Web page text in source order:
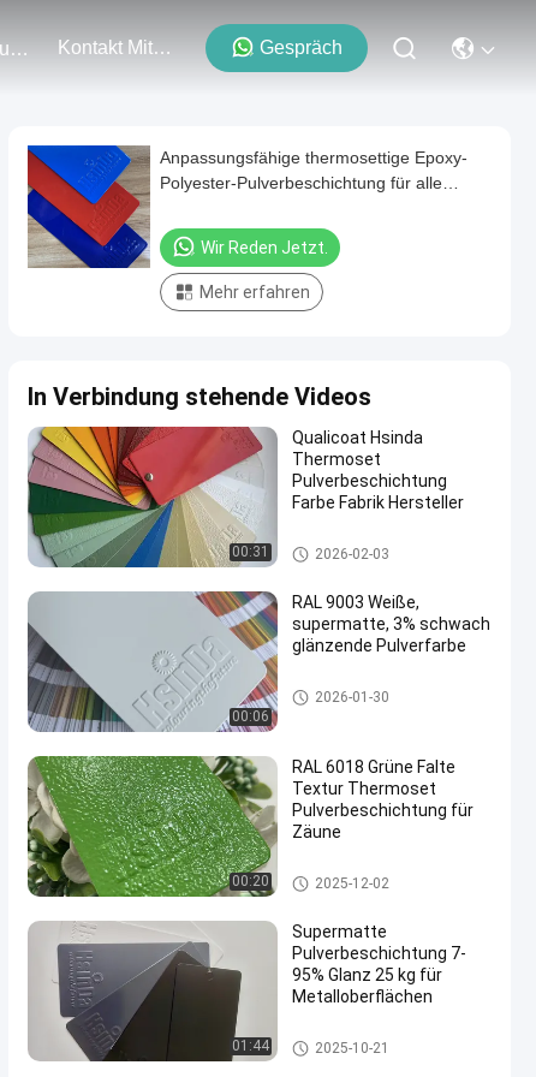
Veranstaltungen Kontakt Mit Uns Gespräch
Anpassungsfähige thermosettige Epoxy-
Polyester-Pulverbeschichtung für alle
Wir Reden Jetzt.
Mehr erfahren
In Verbindung stehende Videos
00:31
Qualicoat Hsinda
Thermoset
Pulverbeschichtung
Farbe Fabrik Hersteller
Thermoset Pulverbeschichtun
g
2026-02-03
00:06
RAL 9003 Weiße,
supermatte, 3% schwach
glänzende Pulverfarbe
Thermoset Pulverbeschichtun
g
2026-01-30
00:20
RAL 6018 Grüne Falte
Textur Thermoset
Pulverbeschichtung für
Zäune
Thermoset Pulverbeschichtun
g
2025-12-02
01:44
Supermatte
Pulverbeschichtung 7-
95% Glanz 25 kg für
Metalloberflächen
Thermoset Pulverbeschichtun
g
2025-10-21